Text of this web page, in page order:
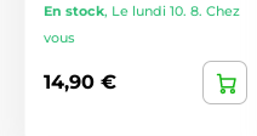
En stock, Le lundi 10. 8. Chez
vous
14,90 €